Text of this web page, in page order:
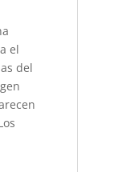
el
del